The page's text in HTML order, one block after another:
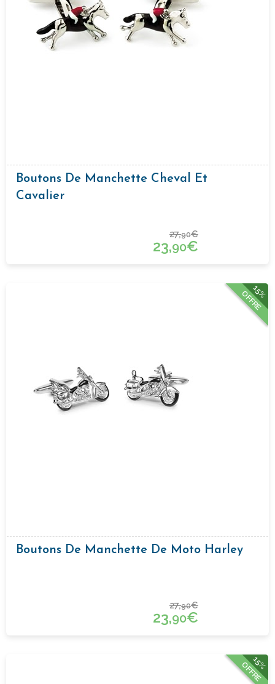
Boutons De Manchette Cheval Et
Cavalier
27,90€
23,90€
15%
OFFRE
Boutons De Manchette De Moto Harley
27,90€
23,90€
15%
OFFRE